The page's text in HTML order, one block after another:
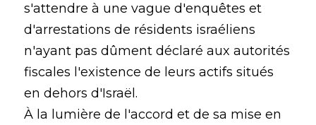
s'attendre à une vague d'enquêtes et
d'arrestations de résidents israéliens
n'ayant pas dûment déclaré aux autorités
fiscales l'existence de leurs actifs situés
en dehors d'Israël.
À la lumière de l'accord et de sa mise en